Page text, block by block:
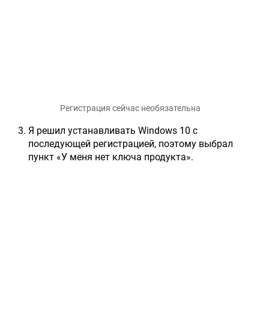
Регистрация сейчас необязательна
Я решил устанавливать Windows 10 с
последующей регистрацией, поэтому выбрал
пункт «У меня нет ключа продукта».